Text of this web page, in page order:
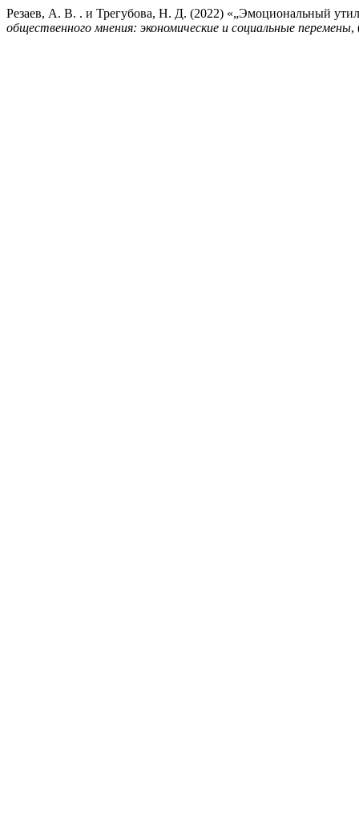
Резаев, А. В. . и Трегубова, Н. Д. (2022) «„Эмоциональный
общественного мнения: экономические и социальные перемены,